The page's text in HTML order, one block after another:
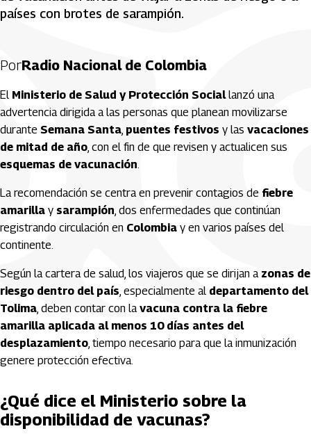
países con brotes de sarampión.
PorRadio Nacional de Colombia
El Ministerio de Salud y Protección Sociallanzó una
advertencia dirigida a las personas que planean movilizarse
durante Semana Santa, puentes festivos y las vacaciones
de mitad de año, con el fin de que revisen y actualicen sus
esquemas de vacunación.
La recomendación se centra en prevenir contagios de fiebre
amarilla y sarampión, dos enfermedades que continúan
registrando circulación en Colombia y en varios países del
continente.
Según la cartera de salud, los viajeros que se dirijan a zonas de
riesgo dentro del país, especialmente al departamento del
Tolima, deben contar con lavacuna contra la fiebre
amarilla aplicada al menos 10 días antes del
desplazamiento, tiempo necesario para que la inmunización
genere protección efectiva.
¿Qué dice el Ministerio sobre la
disponibilidad de vacunas?